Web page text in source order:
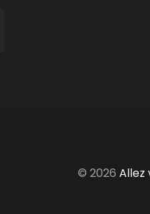
© 2026 Allez